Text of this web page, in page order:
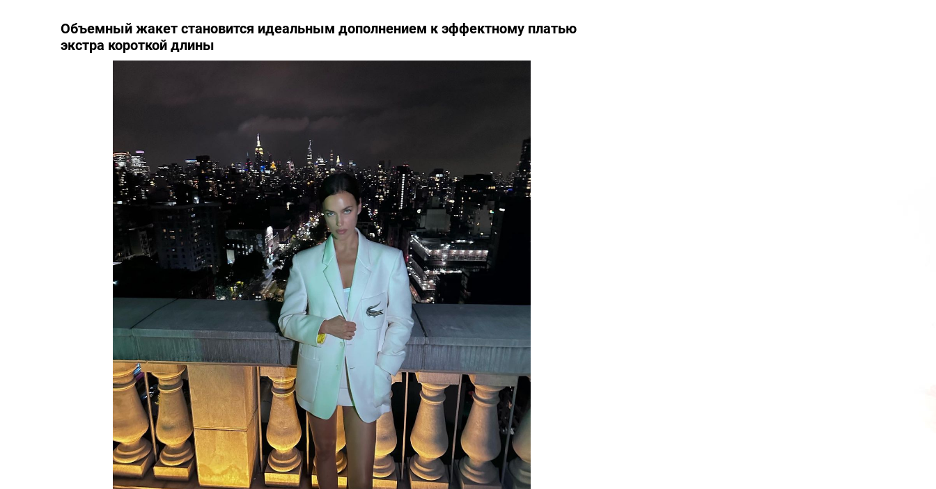
Объемный жакет становится идеальным дополнением к эффектному платью
экстра короткой длины